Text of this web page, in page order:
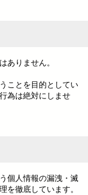
ありません。
ことを目的としてい
為は絶対にしませ
個人情報の漏洩・滅
を徹底しています。